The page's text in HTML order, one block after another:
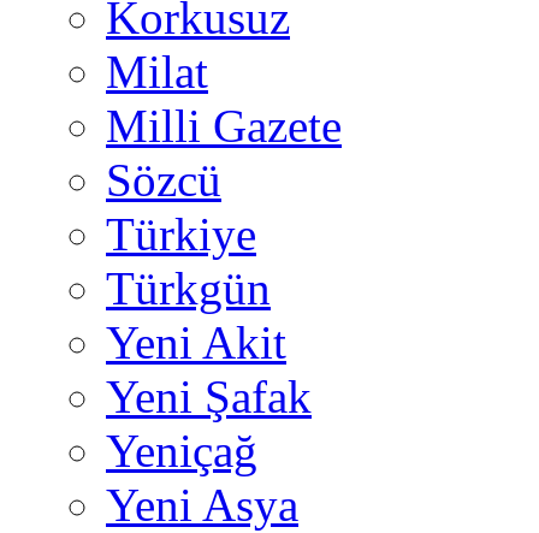
Korkusuz
Milat
Milli Gazete
Sözcü
Türkiye
Türkgün
Yeni Akit
Yeni Şafak
Yeniçağ
Yeni Asya